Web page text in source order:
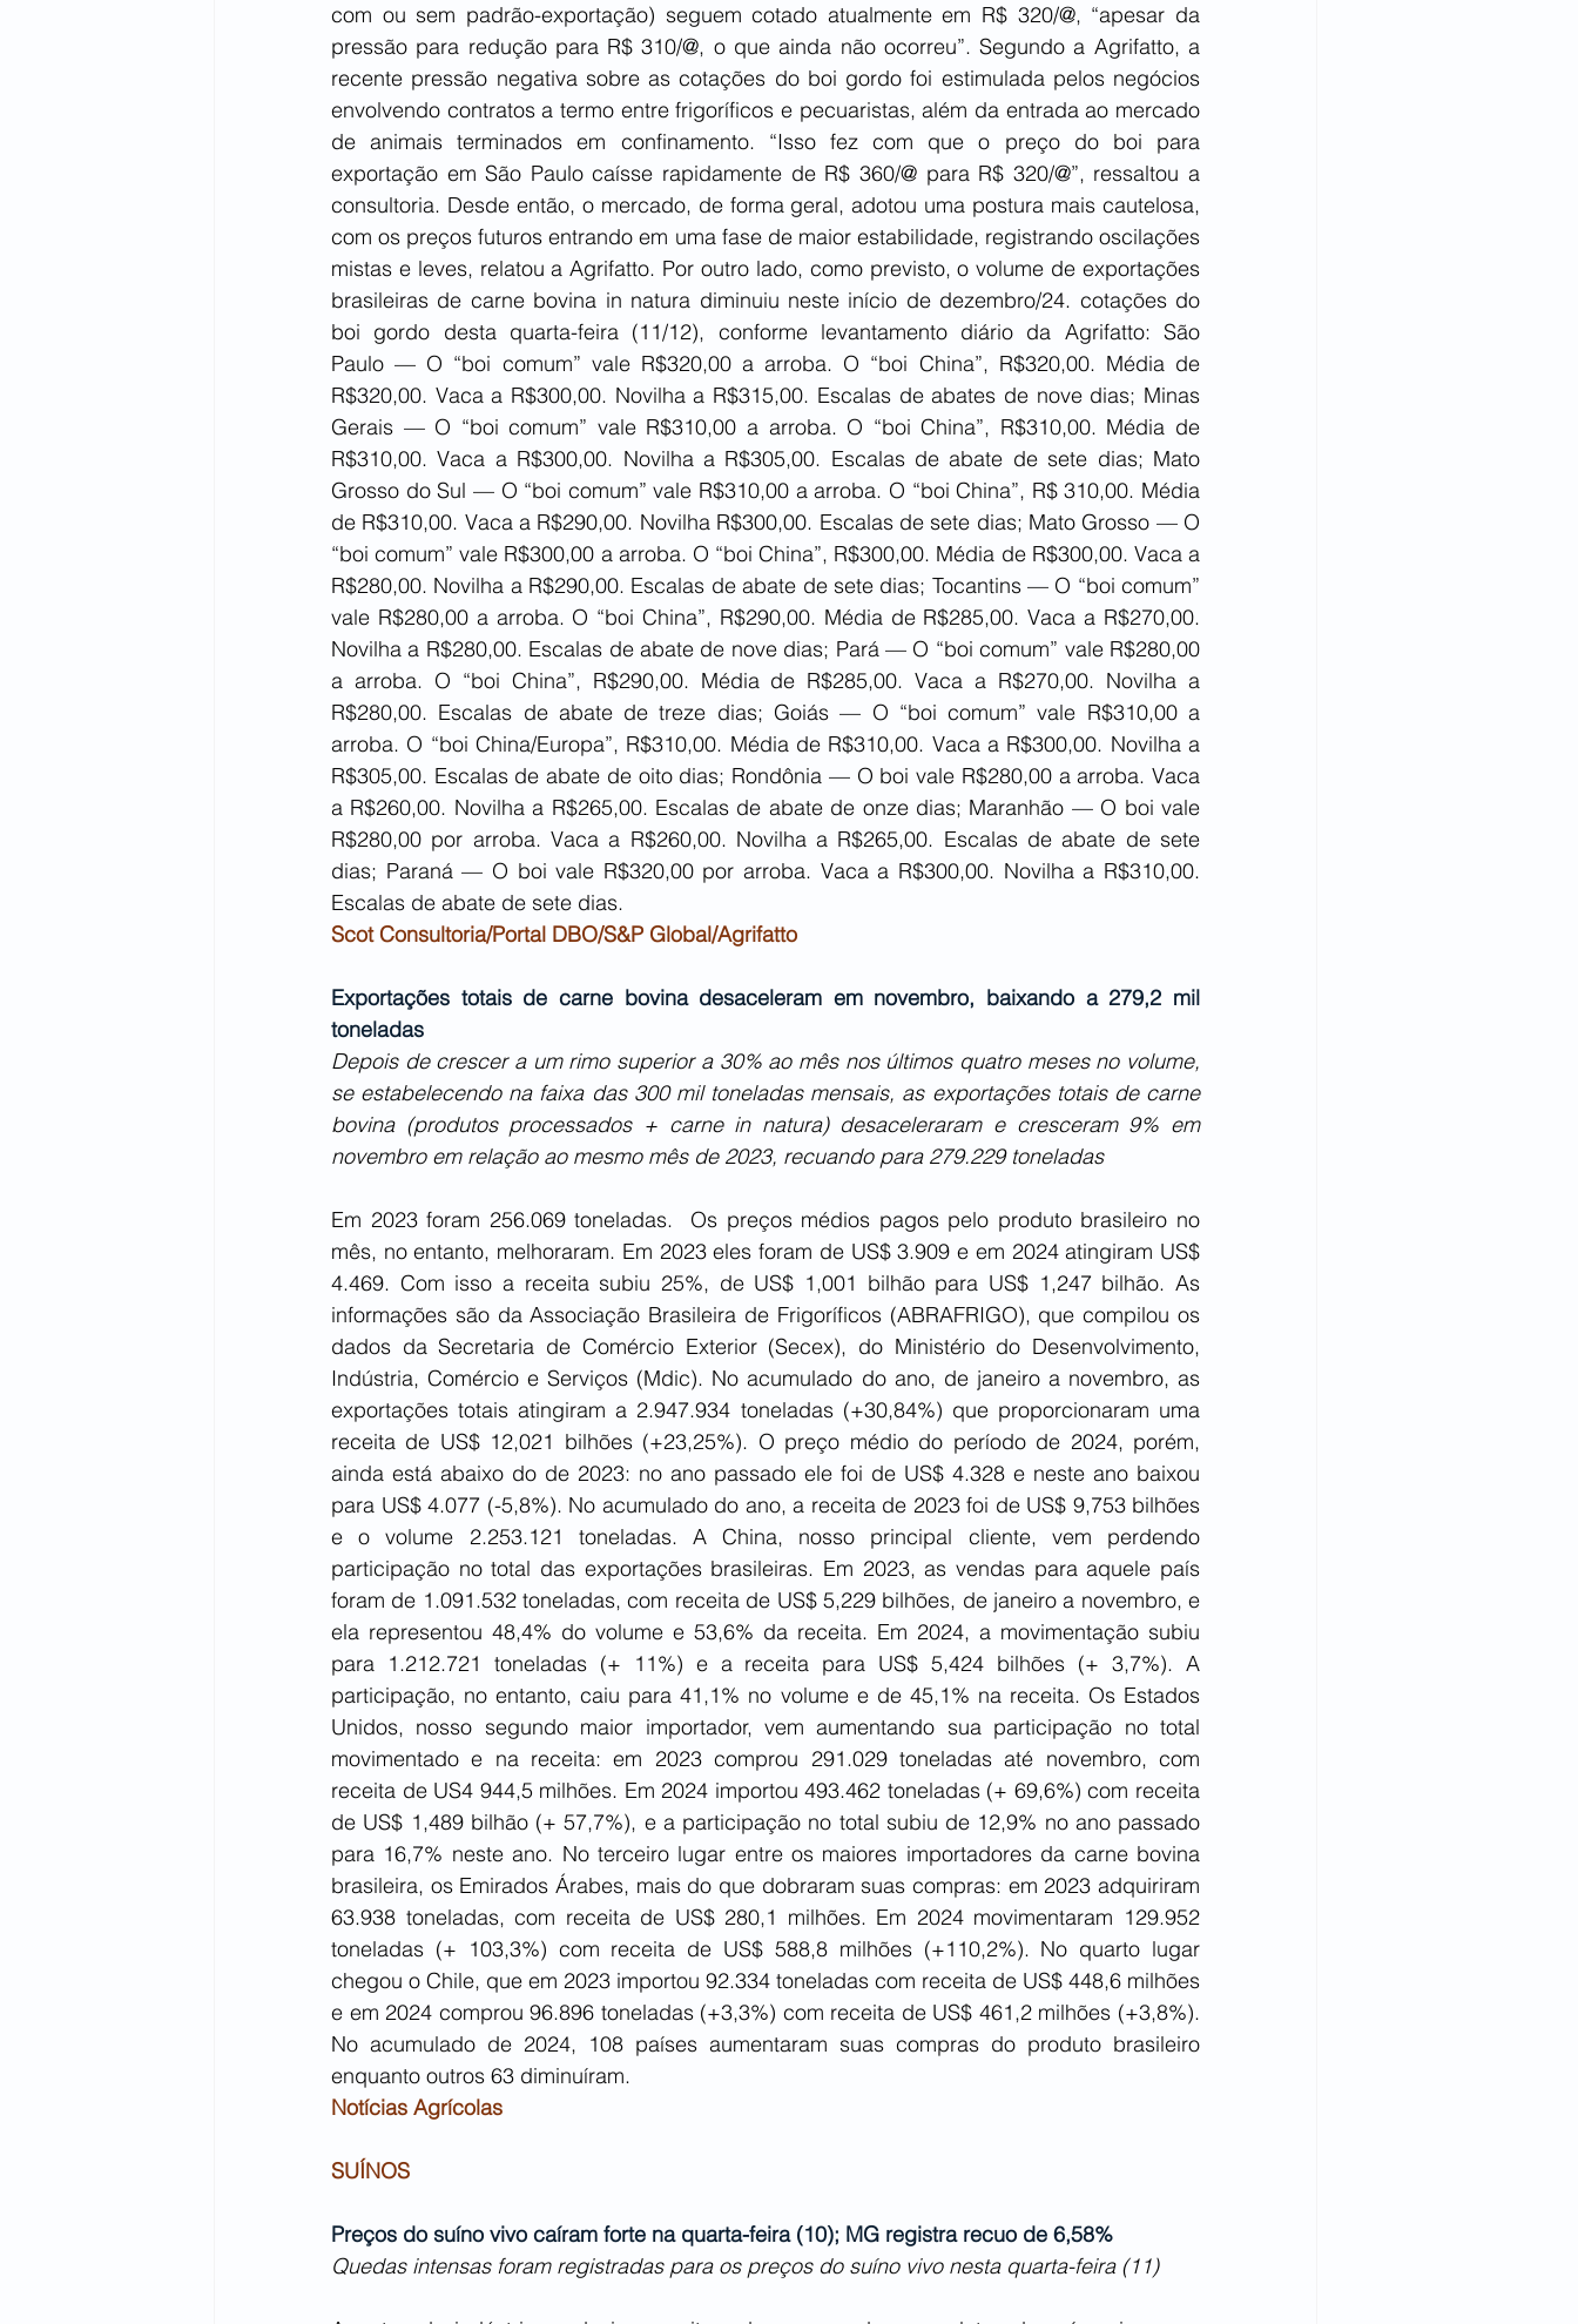
com ou sem padrão-exportação) seguem cotado atualmente em R$ 320/@, “apesar da
pressão para redução para R$ 310/@, o que ainda não ocorreu”. Segundo a Agrifatto, a
recente pressão negativa sobre as cotações do boi gordo foi estimulada pelos negócios
envolvendo contratos a termo entre frigoríficos e pecuaristas, além da entrada ao mercado
de animais terminados em confinamento. “Isso fez com que o preço do boi para
exportação em São Paulo caísse rapidamente de R$ 360/@ para R$ 320/@”, ressaltou a
consultoria. Desde então, o mercado, de forma geral, adotou uma postura mais cautelosa,
com os preços futuros entrando em uma fase de maior estabilidade, registrando oscilações
mistas e leves, relatou a Agrifatto. Por outro lado, como previsto, o volume de exportações
brasileiras de carne bovina in natura diminuiu neste início de dezembro/24. cotações do
boi gordo desta quarta-feira (11/12), conforme levantamento diário da Agrifatto: São
Paulo — O “boi comum” vale R$320,00 a arroba. O “boi China”, R$320,00. Média de
R$320,00. Vaca a R$300,00. Novilha a R$315,00. Escalas de abates de nove dias; Minas
Gerais — O “boi comum” vale R$310,00 a arroba. O “boi China”, R$310,00. Média de
R$310,00. Vaca a R$300,00. Novilha a R$305,00. Escalas de abate de sete dias; Mato
Grosso do Sul — O “boi comum” vale R$310,00 a arroba. O “boi China”, R$ 310,00. Média
de R$310,00. Vaca a R$290,00. Novilha R$300,00. Escalas de sete dias; Mato Grosso — O
“boi comum” vale R$300,00 a arroba. O “boi China”, R$300,00. Média de R$300,00. Vaca a
R$280,00. Novilha a R$290,00. Escalas de abate de sete dias; Tocantins — O “boi comum”
vale R$280,00 a arroba. O “boi China”, R$290,00. Média de R$285,00. Vaca a R$270,00.
Novilha a R$280,00. Escalas de abate de nove dias; Pará — O “boi comum” vale R$280,00
a arroba. O “boi China”, R$290,00. Média de R$285,00. Vaca a R$270,00. Novilha a
R$280,00. Escalas de abate de treze dias; Goiás — O “boi comum” vale R$310,00 a
arroba. O “boi China/Europa”, R$310,00. Média de R$310,00. Vaca a R$300,00. Novilha a
R$305,00. Escalas de abate de oito dias; Rondônia — O boi vale R$280,00 a arroba. Vaca
a R$260,00. Novilha a R$265,00. Escalas de abate de onze dias; Maranhão — O boi vale
R$280,00 por arroba. Vaca a R$260,00. Novilha a R$265,00. Escalas de abate de sete
dias; Paraná — O boi vale R$320,00 por arroba. Vaca a R$300,00. Novilha a R$310,00.
Escalas de abate de sete dias.
Scot Consultoria/Portal DBO/S&P Global/Agrifatto
Exportações totais de carne bovina desaceleram em novembro, baixando a 279,2 mil
toneladas
Depois de crescer a um rimo superior a 30% ao mês nos últimos quatro meses no volume,
se estabelecendo na faixa das 300 mil toneladas mensais, as exportações totais de carne
bovina (produtos processados + carne in natura) desaceleraram e cresceram 9% em
novembro em relação ao mesmo mês de 2023, recuando para 279.229 toneladas
Em 2023 foram 256.069 toneladas.  Os preços médios pagos pelo produto brasileiro no
mês, no entanto, melhoraram. Em 2023 eles foram de US$ 3.909 e em 2024 atingiram US$
4.469. Com isso a receita subiu 25%, de US$ 1,001 bilhão para US$ 1,247 bilhão. As
informações são da Associação Brasileira de Frigoríficos (ABRAFRIGO), que compilou os
dados da Secretaria de Comércio Exterior (Secex), do Ministério do Desenvolvimento,
Indústria, Comércio e Serviços (Mdic). No acumulado do ano, de janeiro a novembro, as
exportações totais atingiram a 2.947.934 toneladas (+30,84%) que proporcionaram uma
receita de US$ 12,021 bilhões (+23,25%). O preço médio do período de 2024, porém,
ainda está abaixo do de 2023: no ano passado ele foi de US$ 4.328 e neste ano baixou
para US$ 4.077 (-5,8%). No acumulado do ano, a receita de 2023 foi de US$ 9,753 bilhões
e o volume 2.253.121 toneladas. A China, nosso principal cliente, vem perdendo
participação no total das exportações brasileiras. Em 2023, as vendas para aquele país
foram de 1.091.532 toneladas, com receita de US$ 5,229 bilhões, de janeiro a novembro, e
ela representou 48,4% do volume e 53,6% da receita. Em 2024, a movimentação subiu
para 1.212.721 toneladas (+ 11%) e a receita para US$ 5,424 bilhões (+ 3,7%). A
participação, no entanto, caiu para 41,1% no volume e de 45,1% na receita. Os Estados
Unidos, nosso segundo maior importador, vem aumentando sua participação no total
movimentado e na receita: em 2023 comprou 291.029 toneladas até novembro, com
receita de US4 944,5 milhões. Em 2024 importou 493.462 toneladas (+ 69,6%) com receita
de US$ 1,489 bilhão (+ 57,7%), e a participação no total subiu de 12,9% no ano passado
para 16,7% neste ano. No terceiro lugar entre os maiores importadores da carne bovina
brasileira, os Emirados Árabes, mais do que dobraram suas compras: em 2023 adquiriram
63.938 toneladas, com receita de US$ 280,1 milhões. Em 2024 movimentaram 129.952
toneladas (+ 103,3%) com receita de US$ 588,8 milhões (+110,2%). No quarto lugar
chegou o Chile, que em 2023 importou 92.334 toneladas com receita de US$ 448,6 milhões
e em 2024 comprou 96.896 toneladas (+3,3%) com receita de US$ 461,2 milhões (+3,8%).
No acumulado de 2024, 108 países aumentaram suas compras do produto brasileiro
enquanto outros 63 diminuíram.
Notícias Agrícolas
SUÍNOS
Preços do suíno vivo caíram forte na quarta-feira (10); MG registra recuo de 6,58%
Quedas intensas foram registradas para os preços do suíno vivo nesta quarta-feira (11)